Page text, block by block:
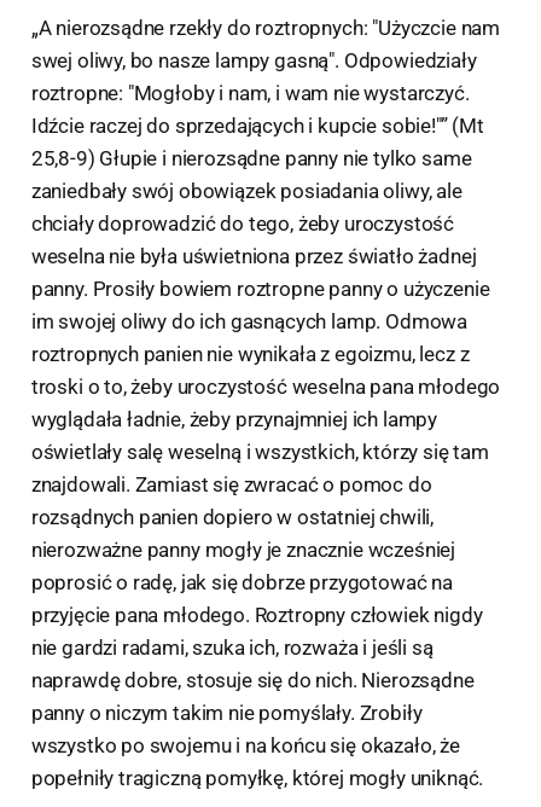
„A nierozsądne rzekły do roztropnych: "Użyczcie nam
swej oliwy, bo nasze lampy gasną". Odpowiedziały
roztropne: "Mogłoby i nam, i wam nie wystarczyć.
Idźcie raczej do sprzedających i kupcie sobie!"” (Mt
25,8-9) Głupie i nierozsądne panny nie tylko same
zaniedbały swój obowiązek posiadania oliwy, ale
chciały doprowadzić do tego, żeby uroczystość
weselna nie była uświetniona przez światło żadnej
panny. Prosiły bowiem roztropne panny o użyczenie
im swojej oliwy do ich gasnących lamp. Odmowa
roztropnych panien nie wynikała z egoizmu, lecz z
troski o to, żeby uroczystość weselna pana młodego
wyglądała ładnie, żeby przynajmniej ich lampy
oświetlały salę weselną i wszystkich, którzy się tam
znajdowali. Zamiast się zwracać o pomoc do
rozsądnych panien dopiero w ostatniej chwili,
nierozważne panny mogły je znacznie wcześniej
poprosić o radę, jak się dobrze przygotować na
przyjęcie pana młodego. Roztropny człowiek nigdy
nie gardzi radami, szuka ich, rozważa i jeśli są
naprawdę dobre, stosuje się do nich. Nierozsądne
panny o niczym takim nie pomyślały. Zrobiły
wszystko po swojemu i na końcu się okazało, że
popełniły tragiczną pomyłkę, której mogły uniknąć.